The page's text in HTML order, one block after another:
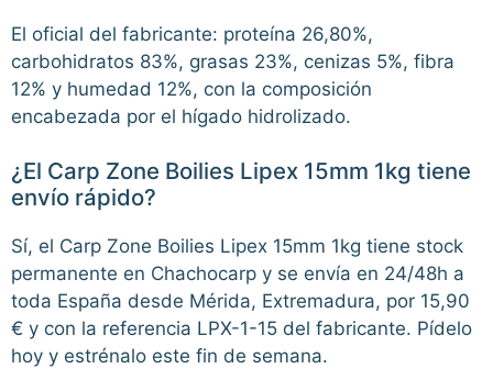
El oficial del fabricante: proteína 26,80%,
carbohidratos 83%, grasas 23%, cenizas 5%, fibra
12% y humedad 12%, con la composición
encabezada por el hígado hidrolizado.
¿El Carp Zone Boilies Lipex 15mm 1kg tiene
envío rápido?
Sí, el Carp Zone Boilies Lipex 15mm 1kg tiene stock
permanente en Chachocarp y se envía en 24/48h a
toda España desde Mérida, Extremadura, por 15,90
€ y con la referencia LPX-1-15 del fabricante. Pídelo
hoy y estrénalo este fin de semana.